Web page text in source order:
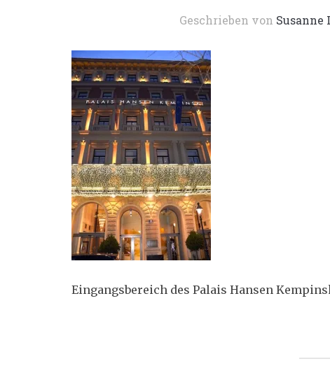
Geschrieben von Susanne
Eingangsbereich des Palais Hansen